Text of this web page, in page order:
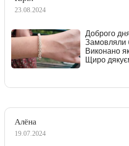
23.08.2024
Доброго
Замовляли
Виконано
Щиро
Алёна
19.07.2024